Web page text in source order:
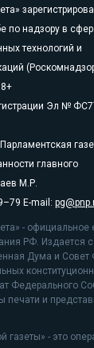
по надзору в
технологий и
Эл №
главного
М.Р.
E-mail:
-
РФ. Издается
Дума и
Федерального
печати и
газеты» - это